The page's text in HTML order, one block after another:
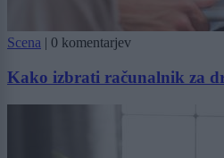
Scena | 0 komentarjev
Kako izbrati računalnik za